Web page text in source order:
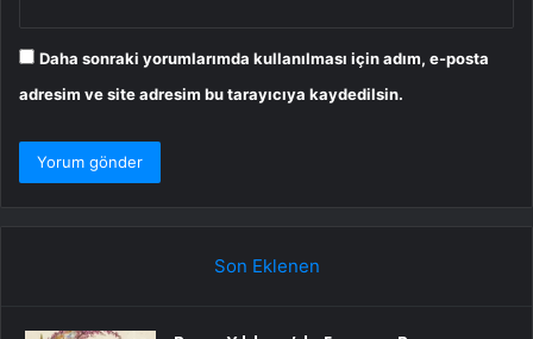
Daha sonraki yorumlarımda kullanılması için adım, e-posta
adresim ve site adresim bu tarayıcıya kaydedilsin.
Son Eklenen